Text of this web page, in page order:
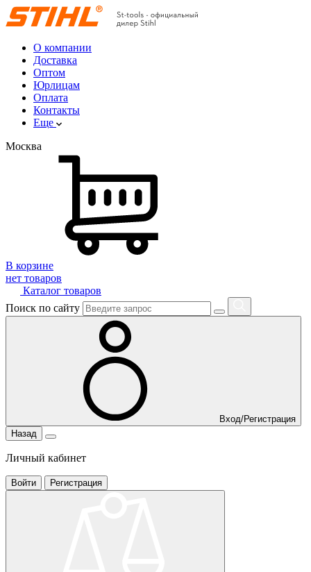
О компании
Доставка
Оптом
Юрлицам
Оплата
Контакты
Еще
Москва
В корзине
нет товаров
Каталог товаров
Поиск по сайту
Вход/Регистрация
Назад
Личный кабинет
Войти Регистрация